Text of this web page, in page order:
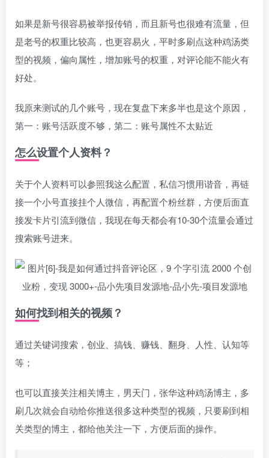
如果是新号很容易被举报传销，而且新号也很难有流量，但
是老号的权重比较高，也更容易火，平时多刷点这种鸡汤类
型的视频，偏向属性，增加账号的权重，对评论能不能火有
好处。
我原来测试的几个账号，现在复盘下来多半也是这个原因，
第一：账号活跃度不够，第二：账号属性不太贴近
怎么设置个人资料？
关于个人资料可以参照我这么配置，私信习惯用谐音，再链
接一个小号直接挂个人微信，再配置个粉丝群，方便后面直
接发卡片引流到微信，我现在每天都会有10-30个流量会通过
搜索账号进来。
如何找到相关的视频？
通过关键词搜索，创业、搞钱、赚钱、翻身、人性、认知等
等；
也可以直接关注相关博主，男天门，张华这种鸡汤博主，多
刷几次就会自动给你推送很多这种类型的视频，只要刷到相
关类型的博主，都给他关注一下，方便后面的操作。